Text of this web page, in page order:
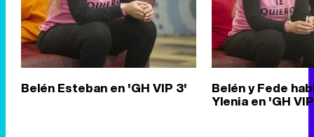
Belén Esteban en 'GH VIP 3' Belén y Fede
Ylenia en 'GH